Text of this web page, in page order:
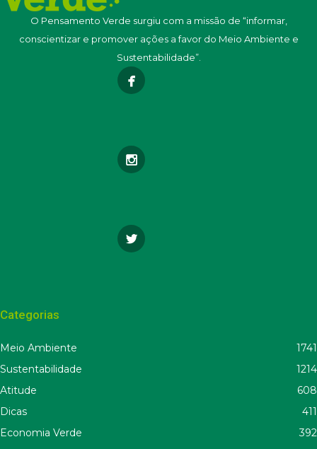
O Pensamento Verde surgiu com a missão de “informar,
conscientizar e promover ações a favor do Meio Ambiente e
Sustentabilidade”.
Categorias
Meio Ambiente
1741
Sustentabilidade
1214
Atitude
608
Dicas
411
Economia Verde
392